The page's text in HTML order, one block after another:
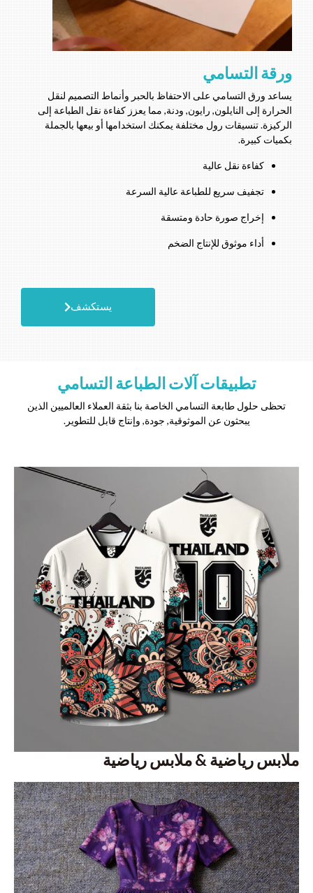
ورقة التسامي
يساعد ورق التسامي على الاحتفاظ بالحبر وأنماط التصميم لنقل
الحرارة إلى النايلون, رايون, ودنة, مما يعزز كفاءة نقل الطباعة إلى
الركيزة. تنسيقات رول مختلفة يمكنك استخدامها أو بيعها بالجملة
بكميات كبيرة.
كفاءة نقل عالية
تجفيف سريع للطباعة عالية السرعة
إخراج صورة حادة ومتسقة
أداء موثوق للإنتاج الضخم
يستكشف
تطبيقات آلات الطباعة التسامي
تحظى حلول طابعة التسامي الخاصة بنا بثقة العملاء العالميين الذين
يبحثون عن الموثوقية, جودة, وإنتاج قابل للتطوير.
ملابس رياضية & ملابس رياضية